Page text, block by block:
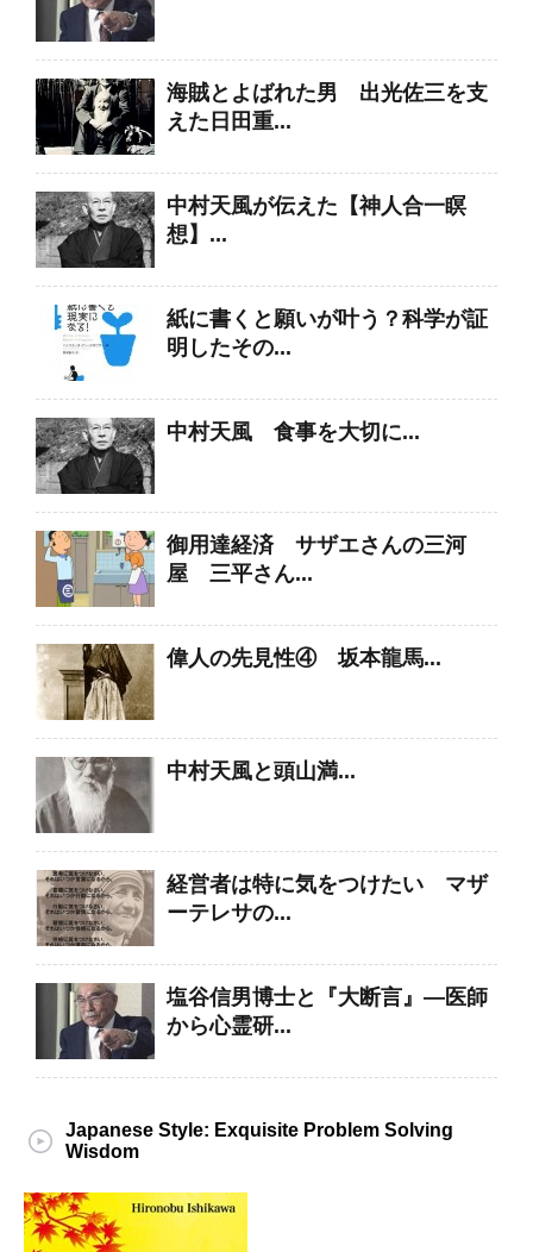
海賊とよばれた男 出光佐三を支
えた日田重...
中村天風が伝えた【神人合一瞑
想】...
紙に書くと願いが叶う？科学が証
明したその...
中村天風 食事を大切に...
御用達経済 サザエさんの三河
屋 三平さん...
偉人の先見性④ 坂本龍馬...
中村天風と頭山満...
経営者は特に気をつけたい マザ
ーテレサの...
塩谷信男博士と『大断言』―医師
から心霊研...
Japanese Style: Exquisite Problem Solving
Wisdom